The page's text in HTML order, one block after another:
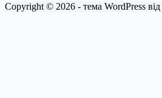
Copyright © 2026 - тема WordPress від